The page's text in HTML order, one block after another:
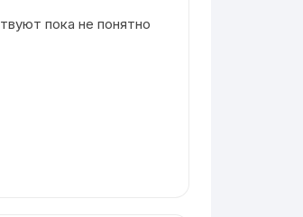
пока не понятно